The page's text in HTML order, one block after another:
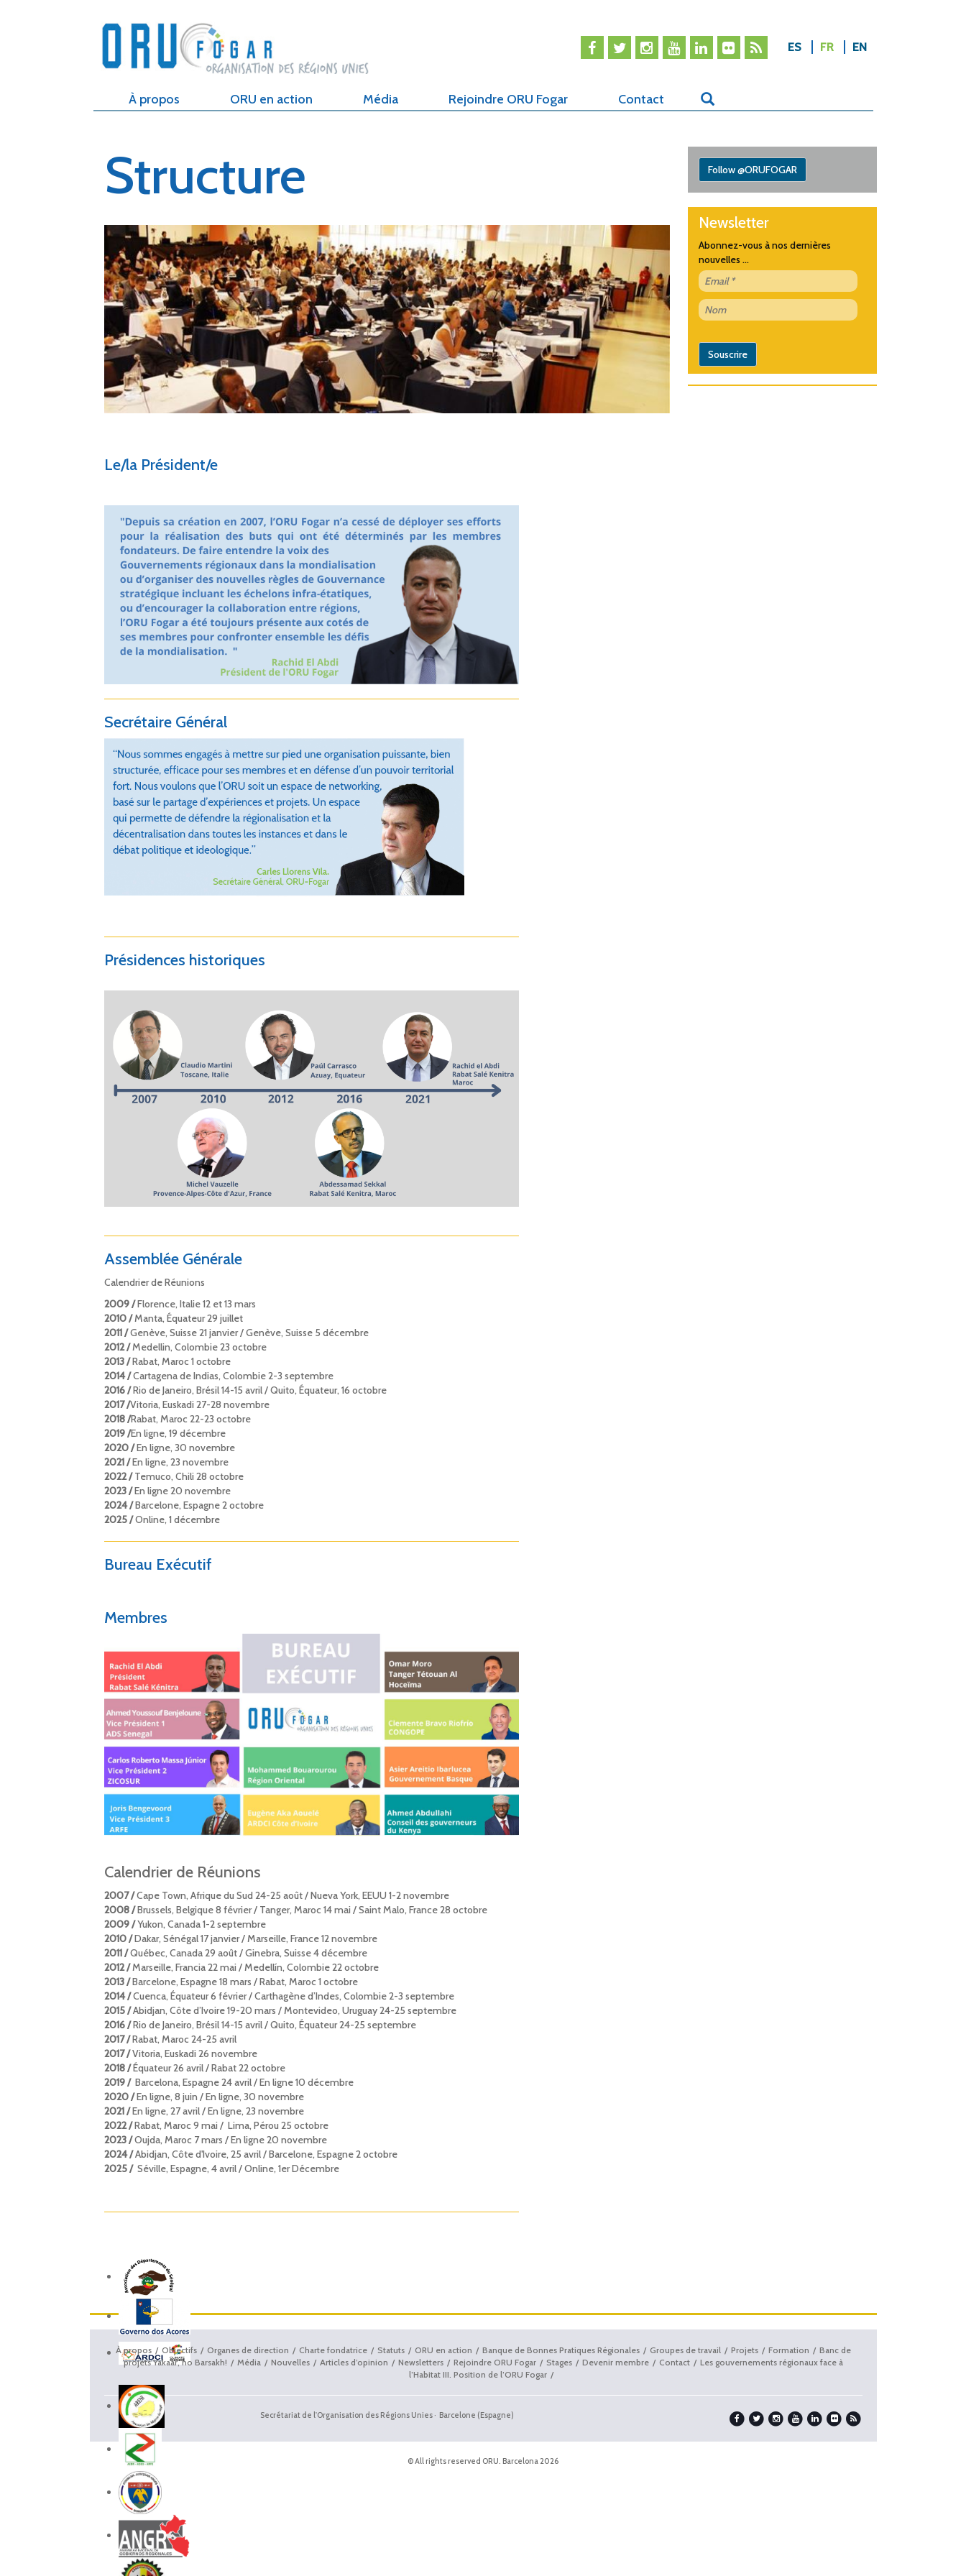
ES FR EN
À propos ORU en action Média Rejoindre ORU Fogar Contact
Structure
Le/la Président/e
Secrétaire Général
Présidences historiques
Assemblée Générale
Calendrier de Réunions
2009 /Florence, Italie 12 et 13 mars
2010 /Manta, Équateur 29 juillet
2011 /Genève, Suisse 21 janvier / Genève, Suisse 5 décembre
2012 /Medellin, Colombie 23 octobre
2013 /Rabat, Maroc 1 octobre
2014 /Cartagena de Indias, Colombie 2-3 septembre
2016 /Rio de Janeiro, Brésil 14-15 avril / Quito, Équateur, 16 octobre
2017 /Vitoria, Euskadi 27-28 novembre
2018 /Rabat, Maroc 22-23 octobre
2019 /En ligne, 19 décembre
2020 /En ligne, 30 novembre
2021 /En ligne, 23 novembre
2022 /Temuco, Chili 28 octobre
2023 /En ligne 20 novembre
2024 /Barcelone, Espagne 2 octobre
2025/Online, 1 décembre
Bureau Exécutif
Membres
Calendrier de Réunions
2007 /Cape Town, Afrique du Sud 24-25 août / Nueva York, EEUU 1-2 novembre
2008 /Brussels, Belgique 8 février / Tanger, Maroc 14 mai / Saint Malo, France 28 octobre
2009 /Yukon, Canada 1-2 septembre
2010 /Dakar, Sénégal 17 janvier / Marseille, France 12 novembre
2011 /Québec, Canada 29 août / Ginebra, Suisse 4 décembre
2012 /Marseille, Francia 22 mai / Medellín, Colombie 22 octobre
2013 /Barcelone, Espagne 18 mars / Rabat, Maroc 1 octobre
2014 /Cuenca, Équateur 6 février / Carthagène d’Indes, Colombie 2-3 septembre
2015 /Abidjan, Côte d’Ivoire 19-20 mars / Montevideo, Uruguay 24-25 septembre
2016 /Rio de Janeiro, Brésil 14-15 avril / Quito, Équateur 24-25 septembre
2017 /Rabat, Maroc 24-25 avril
2017 /Vitoria, Euskadi 26 novembre
2018 /Équateur 26 avril / Rabat 22 octobre
2019 / Barcelona, Espagne 24 avril / En ligne 10 décembre
2020 /En ligne, 8 juin / En ligne, 30 novembre
2021 /En ligne, 27 avril / En ligne, 23 novembre
2022 /Rabat, Maroc 9 mai / Lima, Pérou 25 octobre
2023 /Oujda, Maroc 7 mars / En ligne 20 novembre
2024 /Abidjan, Côte d'Ivoire, 25 avril / Barcelone, Espagne 2 octobre
2025 /Séville, Espagne, 4 avril / Online, 1er Décembre
Follow @ORUFOGAR
Newsletter
Abonnez-vous à nos dernières
nouvelles ...
À propos Objectifs Organes de direction Charte fondatrice Statuts ORU en action Banque de Bonnes Pratiques Régionales Groupes de travail Projets Formation
Banc de
projets Yakaar, no Barsakh!
Média Nouvelles Articles d’opinion Newsletters Rejoindre ORU Fogar Stages Devenir membre Contact
Les gouvernements régionaux face à
l’Habitat III. Position de l’ORU Fogar
Secrétariat de l'Organisation des Régions Unies · Barcelone (Espagne)
© All rights reserved ORU. Barcelona 2026